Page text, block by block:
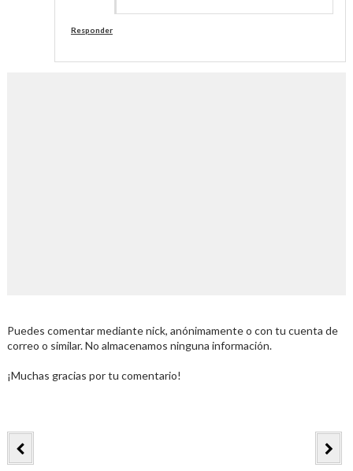
Responder
Puedes comentar mediante nick, anónimamente o con tu cuenta de
correo o similar. No almacenamos ninguna información.
¡Muchas gracias por tu comentario!